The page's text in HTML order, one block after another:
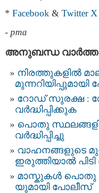
* Facebook & Twitter X
- pma
അനുബന്ധ
നിരത്തുകളിൽ
റോഡ് സുരക്ഷ :
വർദ്ധിപ്പിക്കുക
പൊതു
വർദ്ധിപ്പിച്ചു
വാഹനങ്ങളുടെ മുൻ
ഇരുത്തിയാൽ പിടി
മാസ്കുകള്‍ പൊതു
യുമായി പോലീസ്